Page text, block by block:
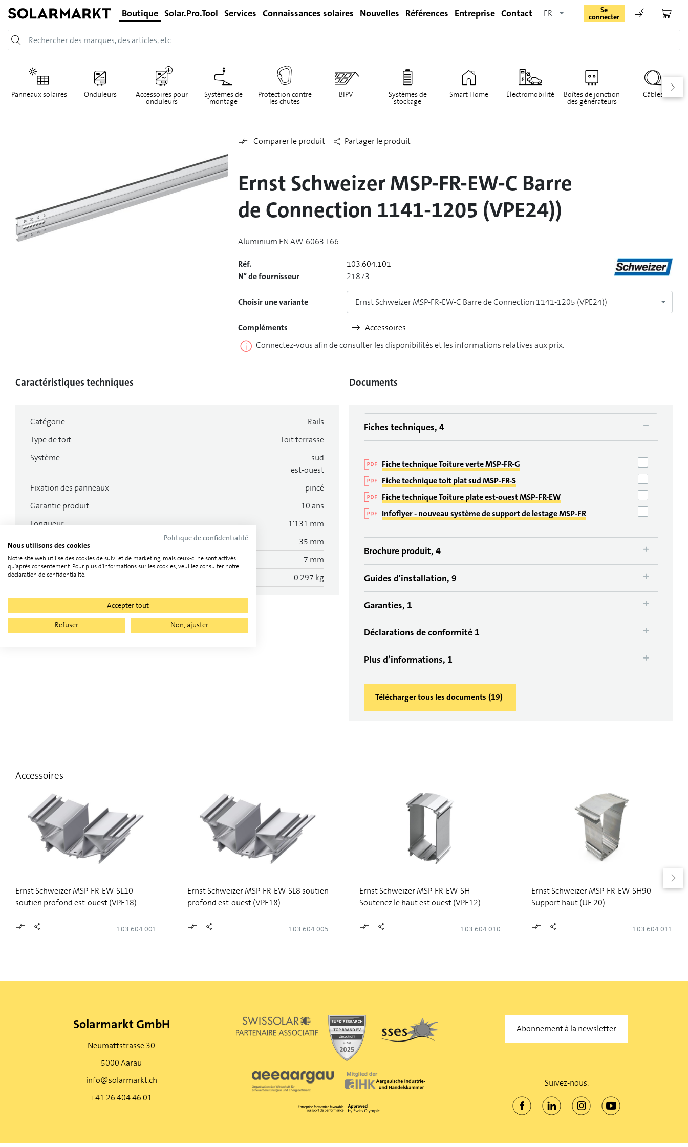
Boutique Solar.Pro.Tool Services Connaissances solaires Nouvelles Références Entreprise Contact FR Se
connecter
Login
Oublié le mot de passe
Demande d'enregistrement pour login
Panneaux solaires Onduleurs Accessoires pour
onduleurs
Systèmes de
montage
Protection contre
les chutes
BIPV Systèmes de
stockage
Smart Home Électromobilité Boîtes de jonction
des générateurs
Câbles
Comparer le produit Partager le produit
Ernst Schweizer MSP-FR-EW-C Barre
de Connection 1141-1205 (VPE24))
Aluminium EN AW-6063 T66
Réf.
103.604.101
N° de fournisseur
21873
Choisir une variante Ernst Schweizer MSP-FR-EW-C Barre de Connection 1141-1205 (VPE24))
Compléments
Accessoires
Connectez-vous afin de consulter les disponibilités et les informations relatives aux prix.
Caractéristiques techniques
Catégorie
Rails
Type de toit
Toit terrasse
Système
sud
est-ouest
Fixation des panneaux
pincé
Garantie produit
10 ans
Longueur
1'131 mm
Largeur
35 mm
épaisseur
7 mm
poids
0.297 kg
Documents
Fiches techniques, 4
Fiche technique Toiture verte MSP-FR-G
Fiche technique toit plat sud MSP-FR-S
Fiche technique Toiture plate est-ouest MSP-FR-EW
Infoflyer - nouveau système de support de lestage MSP-FR
Brochure produit, 4
Guides d'installation, 9
Garanties, 1
Déclarations de conformité 1
Plus d’informations, 1
Télécharger tous les documents (19)
Accessoires
Ernst Schweizer MSP-FR-EW-SL10
soutien profond est-ouest (VPE18)
103.604.001
Ernst Schweizer MSP-FR-EW-SL8 soutien
profond est-ouest (VPE18)
103.604.005
Ernst Schweizer MSP-FR-EW-SH
Soutenez le haut est ouest (VPE12)
103.604.010
Ernst Schweizer MSP-FR-EW-SH90
Support haut (UE 20)
103.604.011
Solarmarkt GmbH
Neumattstrasse 30
5000 Aarau
info@solarmarkt.ch
+41 26 404 46 01
Abonnement à la newsletter
Suivez-nous.
Politique de confidentialité
Nous utilisons des cookies
Notre site web utilise des cookies de suivi et de marketing, mais ceux-ci ne sont activés
qu'après consentement. Pour plus d'informations sur les cookies, veuillez consulter notre
déclaration de confidentialité.
Accepter tout
Refuser
Non, ajuster